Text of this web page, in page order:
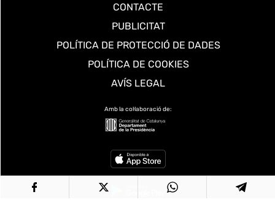
CONTACTE
PUBLICITAT
POLÍTICA DE PROTECCIÓ DE DADES
POLÍTICA DE COOKIES
AVÍS LEGAL
Amb la col·laboració de: